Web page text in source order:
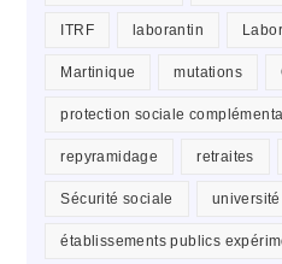
ITRF laborantin
Martinique mutations
protection sociale
repyramidage retraites
Sécurité sociale université
établissements publics